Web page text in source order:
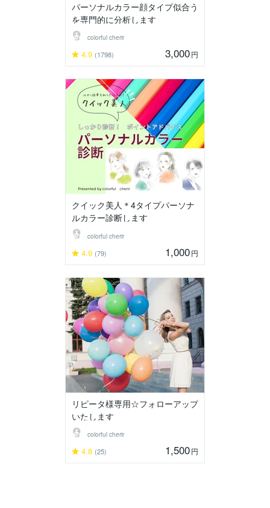
パーソナルカラー顔タイプ似合う
を専門的に分析します
colorful cherir
4.9 (1798) 3,000円
クイック美人＊4タイプパーソナ
ルカラー診断します
colorful cherir
4.9 (79) 1,000円
リピータ様専用☆フォローアップ
いたします
colorful cherir
4.8 (25) 1,500円